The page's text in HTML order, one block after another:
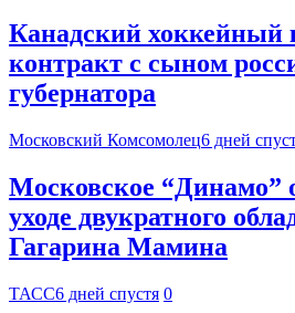
Канадский хоккейный
контракт с сыном
губернатора
Московский Комсомолец6 дней
Московское “Динамо”
уходе двукратного
Гагарина Мамина
ТАСС6 дней спустя 0